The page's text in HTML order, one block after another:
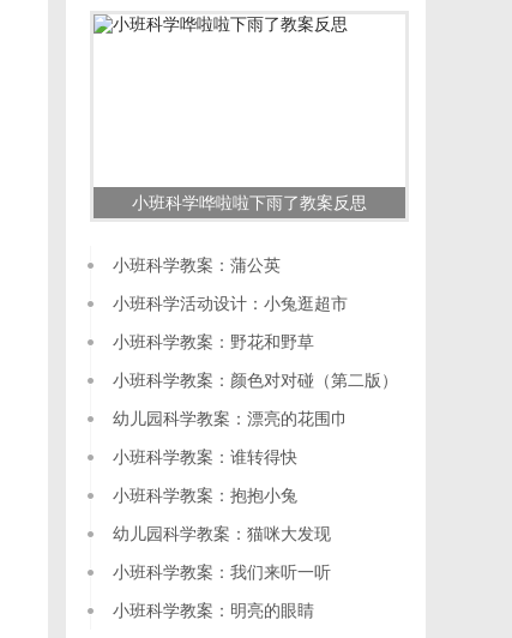
小班科学哗啦啦下雨了教案反思
小班科学教案：蒲公英
小班科学活动设计：小兔逛超市
小班科学教案：野花和野草
小班科学教案：颜色对对碰（第二版）
幼儿园科学教案：漂亮的花围巾
小班科学教案：谁转得快
小班科学教案：抱抱小兔
幼儿园科学教案：猫咪大发现
小班科学教案：我们来听一听
小班科学教案：明亮的眼睛